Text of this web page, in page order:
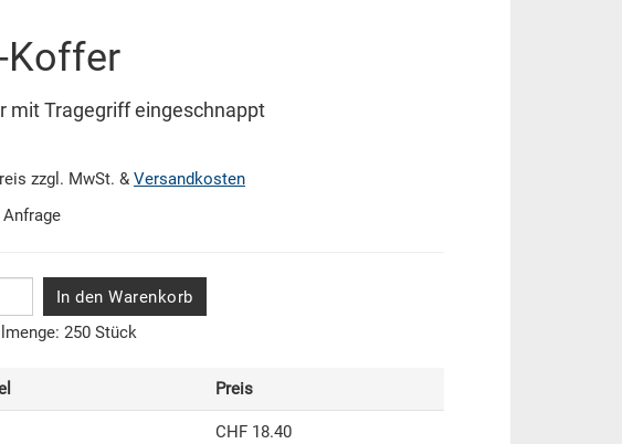
Koffer
mit Tragegriff eingeschnappt
zzgl. MwSt. & Versandkosten
In den Warenkorb
250 Stück
Preis
CHF 18.40